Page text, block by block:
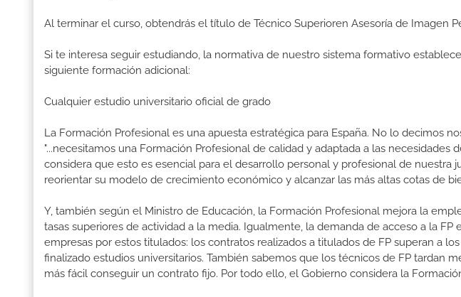
Al terminar el curso, obtendrás el título de Técnico Superioren Asesoría de Imagen
Si te interesa seguir estudiando, la normativa de nuestro sistema formativo
siguiente formación adicional:
Cualquier estudio universitario oficial de grado
La Formación Profesional es una apuesta estratégica para España. No lo decimos
"...necesitamos una Formación Profesional de calidad y adaptada a las necesidades
considera que esto es esencial para el desarrollo personal y profesional de nuestra
reorientar su modelo de crecimiento económico y alcanzar las más altas cotas de
Y, también según el Ministro de Educación, la Formación Profesional mejora la
tasas superiores de actividad a la media. Igualmente, la demanda de acceso a la
empresas por estos titulados: los contratos realizados a titulados de FP superan a
finalizado estudios universitarios. También sabemos que los técnicos de FP tardan
más fácil conseguir un contrato fijo. Por todo ello, el Gobierno considera la